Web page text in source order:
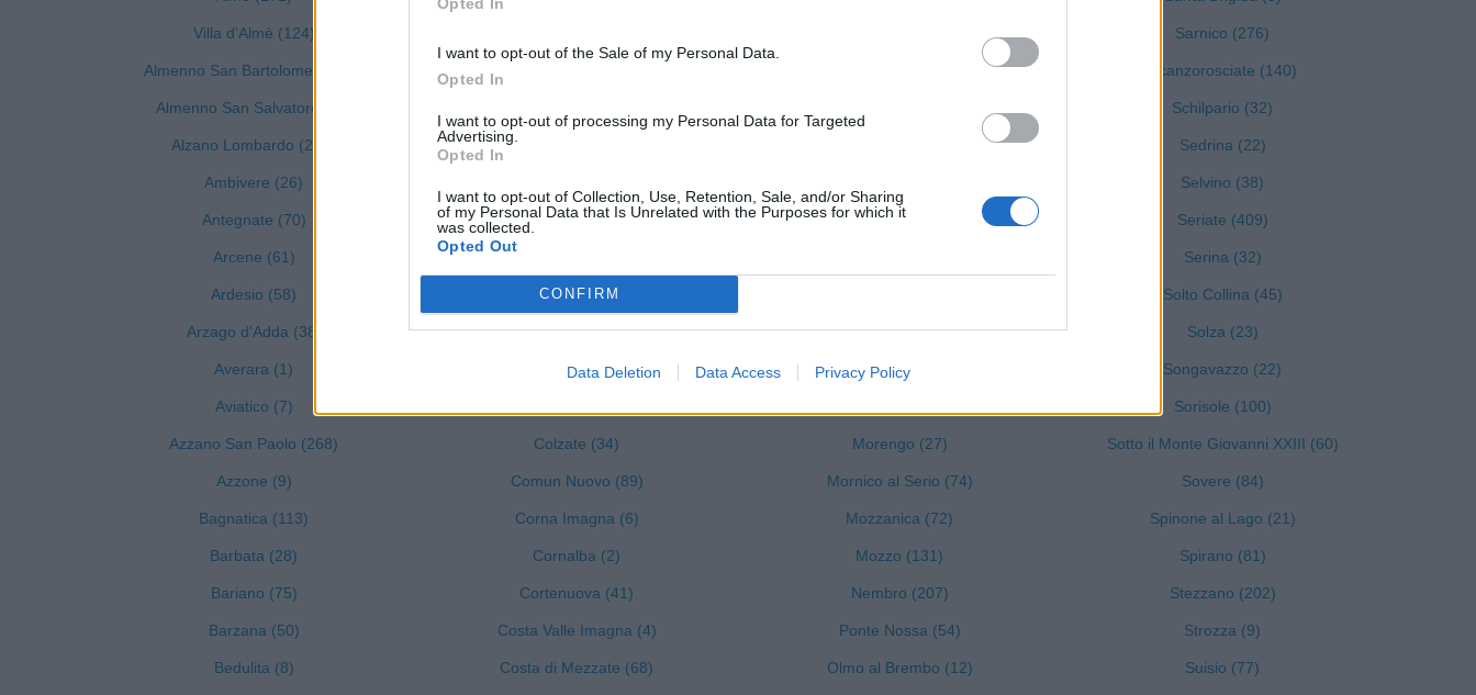
I want to opt-out of the Sale of my Personal Data.
Opted In
I want to opt-out of processing my Personal Data for Targeted
Advertising.
Opted In
I want to opt-out of Collection, Use, Retention, Sale, and/or Sharing
of my Personal Data that Is Unrelated with the Purposes for which it
was collected.
Opted Out
CONFIRM
Data Deletion Data Access Privacy Policy
Villa d'Almè (124)
Almenno San Bartolomeo (126)
Almenno San Salvatore (82)
Alzano Lombardo (227)
Ambivere (26)
Antegnate (70)
Arcene (61)
Ardesio (58)
Arzago d'Adda (38)
Averara (1)
Aviatico (7)
Azzano San Paolo (268)
Azzone (9)
Bagnatica (113)
Barbata (28)
Bariano (75)
Barzana (50)
Bedulita (8)
Ciserano (155)
Cividate al Piano (90)
Ubiale Clanezzo (16)
Clusone (280)
Colere (29)
Colzate (34)
Comun Nuovo (89)
Corna Imagna (6)
Cornalba (2)
Cortenuova (41)
Costa Valle Imagna (4)
Costa di Mezzate (68)
Medolago (84)
Moio de' Calvi (3)
Monasterolo del Castello (15)
Morengo (27)
Mornico al Serio (74)
Mozzanica (72)
Mozzo (131)
Nembro (207)
Ponte Nossa (54)
Olmo al Brembo (12)
Sarnico (276)
Scanzorosciate (140)
Schilpario (32)
Sedrina (22)
Selvino (38)
Seriate (409)
Serina (32)
Solto Collina (45)
Solza (23)
Songavazzo (22)
Sorisole (100)
Sotto il Monte Giovanni XXIII (60)
Sovere (84)
Spinone al Lago (21)
Spirano (81)
Stezzano (202)
Strozza (9)
Suisio (77)